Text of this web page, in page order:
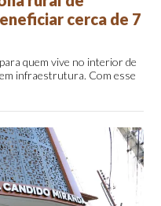
cerca de 7
quem vive no interior de
infraestrutura. Com esse